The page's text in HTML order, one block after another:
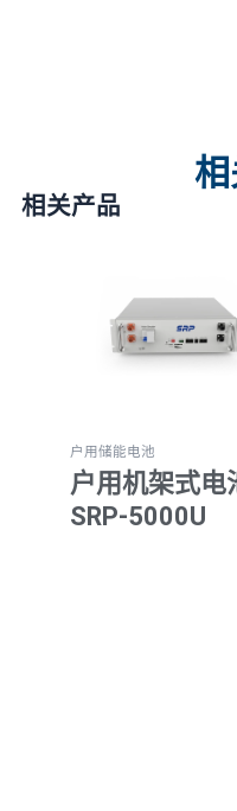
相关产品
户用储能电池
户用机架式电
SRP-5000U